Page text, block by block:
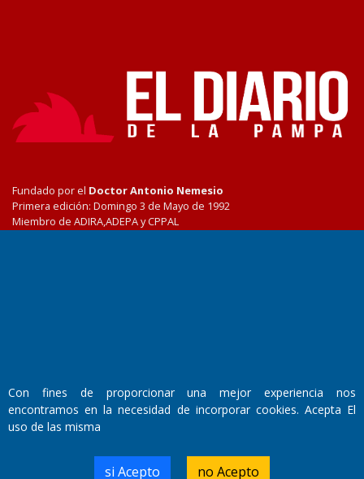
Fundado por el Doctor Antonio Nemesio
Primera edición: Domingo 3 de Mayo de 1992
Miembro de ADIRA,ADEPA y CPPAL
Edición #
Fecha de Edición:
8/08/2026
Fecha de Inicio: 19/10/2000
Director General de Contenidos:
Con fines de proporcionar una mejor experiencia nos
encontramos en la necesidad de incorporar cookies. Acepta El
uso de las misma
si Acepto no Acepto